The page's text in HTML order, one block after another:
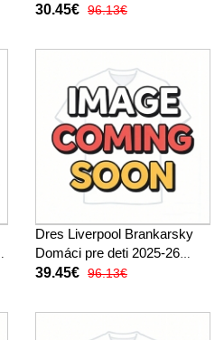
trenírky)
30.45€ 96.13€
Dres Liverpool Brankarsky
Domáci pre deti 2025-26
Krátky Rukáv (+ trenírky)
39.45€ 96.13€